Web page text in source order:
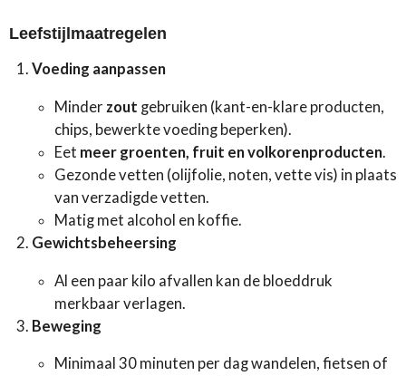
Leefstijlmaatregelen
Voeding aanpassen
Minder zout gebruiken (kant-en-klare producten,
chips, bewerkte voeding beperken).
Eet meer groenten, fruit en volkorenproducten.
Gezonde vetten (olijfolie, noten, vette vis) in plaats
van verzadigde vetten.
Matig met alcohol en koffie.
Gewichtsbeheersing
Al een paar kilo afvallen kan de bloeddruk
merkbaar verlagen.
Beweging
Minimaal 30 minuten per dag wandelen, fietsen of